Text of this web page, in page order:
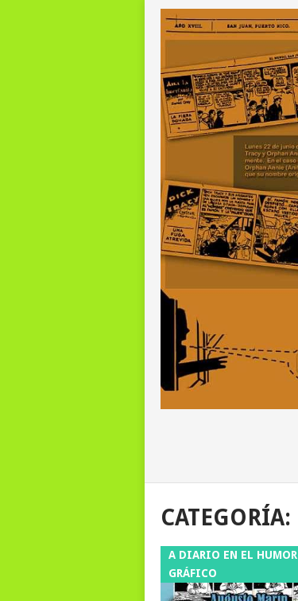
CATEGORÍA:
A DIARIO EN EL HUMOR
GRÁFICO